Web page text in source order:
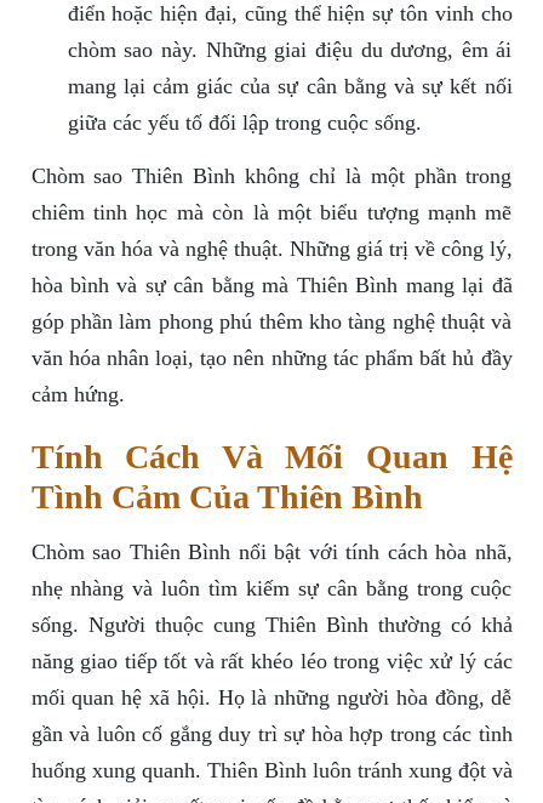
điển hoặc hiện đại, cũng thể hiện sự tôn vinh cho
chòm sao này. Những giai điệu du dương, êm ái
mang lại cảm giác của sự cân bằng và sự kết nối
giữa các yếu tố đối lập trong cuộc sống.
Chòm sao Thiên Bình không chỉ là một phần trong
chiêm tinh học mà còn là một biểu tượng mạnh mẽ
trong văn hóa và nghệ thuật. Những giá trị về công lý,
hòa bình và sự cân bằng mà Thiên Bình mang lại đã
góp phần làm phong phú thêm kho tàng nghệ thuật và
văn hóa nhân loại, tạo nên những tác phẩm bất hủ đầy
cảm hứng.
Tính Cách Và Mối Quan Hệ
Tình Cảm Của Thiên Bình
Chòm sao Thiên Bình nổi bật với tính cách hòa nhã,
nhẹ nhàng và luôn tìm kiếm sự cân bằng trong cuộc
sống. Người thuộc cung Thiên Bình thường có khả
năng giao tiếp tốt và rất khéo léo trong việc xử lý các
mối quan hệ xã hội. Họ là những người hòa đồng, dễ
gần và luôn cố gắng duy trì sự hòa hợp trong các tình
huống xung quanh. Thiên Bình luôn tránh xung đột và